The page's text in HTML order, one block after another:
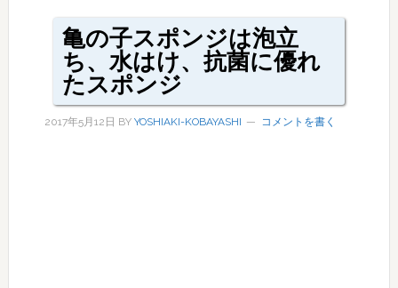
亀の子スポンジは泡立
ち、水はけ、抗菌に優れ
たスポンジ
2017年5月12日 BY YOSHIAKI-KOBAYASHI コメントを書く